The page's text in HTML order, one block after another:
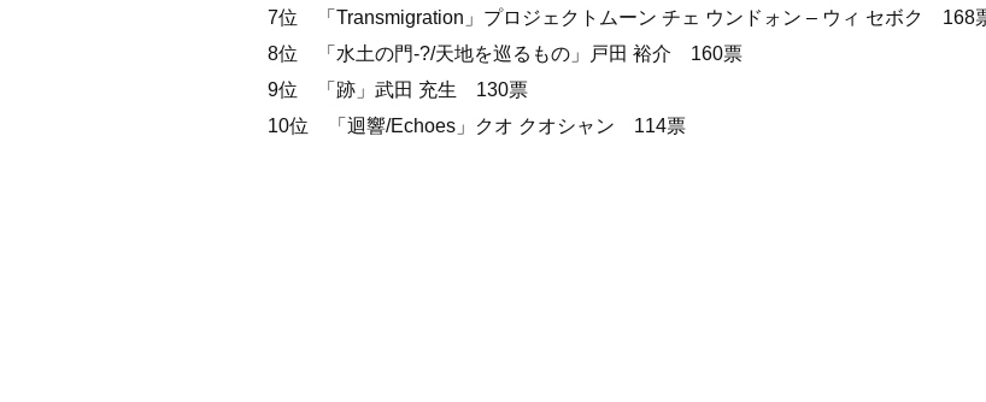
7位 「Transmigration」プロジェクトムーン チェ ウンドォン – ウィ セボク 168
8位 「水土の門‐?/天地を巡るもの」戸田 裕介 160票
9位 「跡」武田 充生 130票
10位 「迴響/Echoes」クオ クオシャン 114票